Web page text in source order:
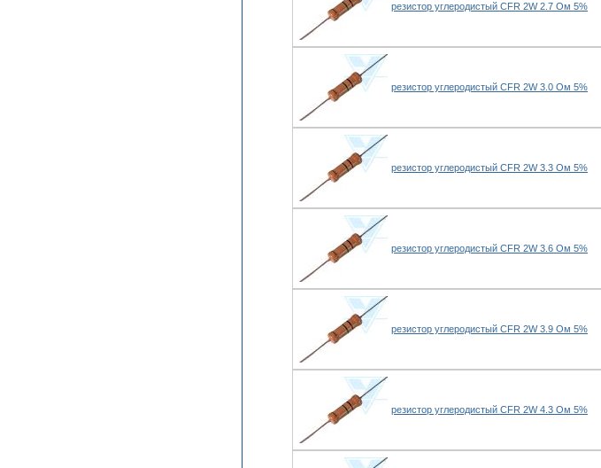
резистор углеродистый CFR 2W 2.7 Ом 5%
резистор углеродистый CFR 2W 3.0 Ом 5%
резистор углеродистый CFR 2W 3.3 Ом 5%
резистор углеродистый CFR 2W 3.6 Ом 5%
резистор углеродистый CFR 2W 3.9 Ом 5%
резистор углеродистый CFR 2W 4.3 Ом 5%